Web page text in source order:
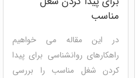
مناسب
در این مقاله می خواهیم
راهکارهای روانشناسی برای پیدا
کردن شغل مناسب را بررسی